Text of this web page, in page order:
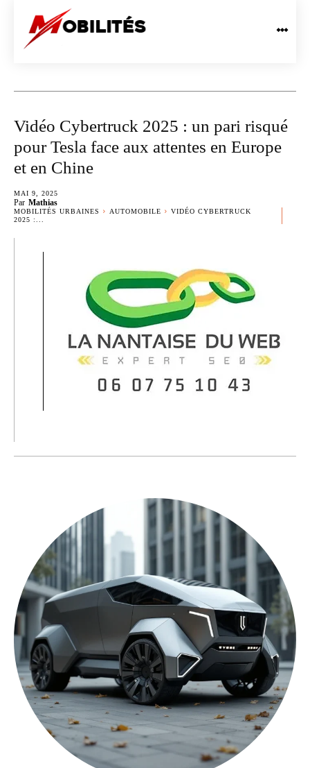
Vidéo Cybertruck 2025 : un pari risqué
pour Tesla face aux attentes en Europe
et en Chine
MAI 9, 2025
Par Mathias
MOBILITÉS URBAINES AUTOMOBILE
VIDÉO CYBERTRUCK
2025 :...